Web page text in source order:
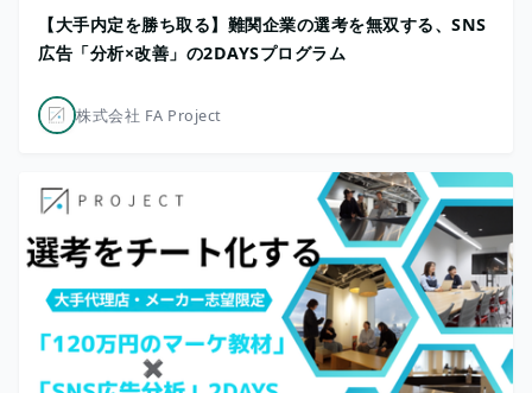
【大手内定を勝ち取る】難関企業の選考を無双する、SNS
広告「分析×改善」の2DAYSプログラム
株式会社 FA Project